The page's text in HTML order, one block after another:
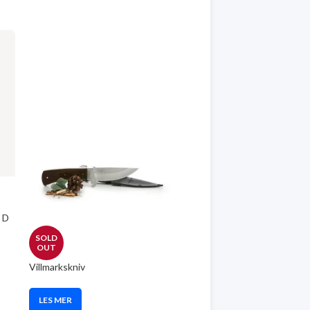
SOLD
OUT
Villmarkskniv
LES MER